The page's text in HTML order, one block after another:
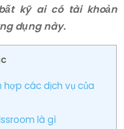
kỹ ai có tài khoản
dụng này.
hợp các dịch vụ của
là gì